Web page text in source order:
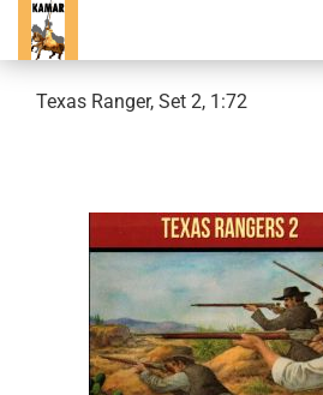
Texas Ranger, Set 2, 1:72